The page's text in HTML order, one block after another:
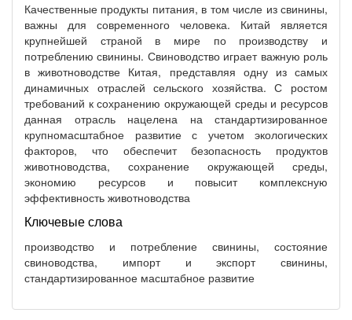
Качественные продукты питания, в том числе из свинины,
важны для современного человека. Китай является
крупнейшей страной в мире по производству и
потреблению свинины. Свиноводство играет важную роль
в животноводстве Китая, представляя одну из самых
динамичных отраслей сельского хозяйства. С ростом
требований к сохранению окружающей среды и ресурсов
данная отрасль нацелена на стандартизированное
крупномасштабное развитие с учетом экологических
факторов, что обеспечит безопасность продуктов
животноводства, сохранение окружающей среды,
экономию ресурсов и повысит комплексную
эффективность животноводства
Ключевые слова
производство и потребление свинины, состояние
свиноводства, импорт и экспорт свинины,
стандартизированное масштабное развитие